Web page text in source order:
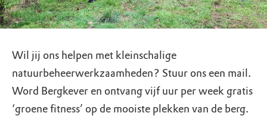
Wil jij ons helpen met kleinschalige
natuurbeheerwerkzaamheden? Stuur ons een mail.
Word Bergkever en ontvang vijf uur per week gratis
‘groene fitness’ op de mooiste plekken van de berg.